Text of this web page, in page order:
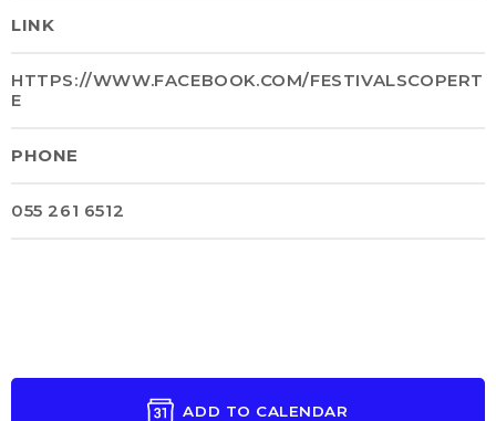
LINK
HTTPS://WWW.FACEBOOK.COM/FESTIVALSCOPERT
E
PHONE
055 261 6512
ADD TO CALENDAR